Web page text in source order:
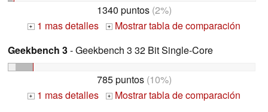
1340 puntos(2%)
+ 1 mas detalles +
Mostrar tabla de comparación
Geekbench 3- Geekbench 3 32 Bit Single-Core
785 puntos(10%)
+ 1 mas detalles +
Mostrar tabla de comparación